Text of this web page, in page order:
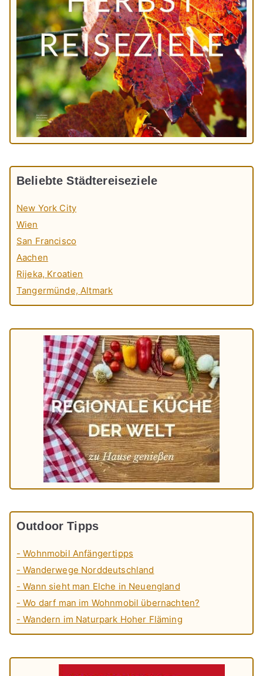
Beliebte Städtereiseziele
New York City
Wien
San Francisco
Aachen
Rijeka, Kroatien
Tangermünde, Altmark
Outdoor Tipps
- Wohnmobil Anfängertipps
- Wanderwege Norddeutschland
- Wann sieht man Elche in Neuengland
- Wo darf man im Wohnmobil übernachten?
- Wandern im Naturpark Hoher Fläming